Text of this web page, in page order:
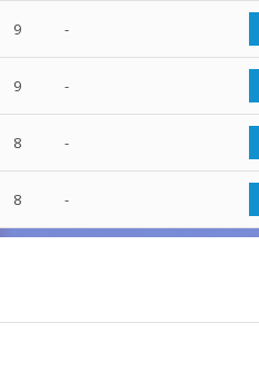
9 -
9 -
8 -
8 -